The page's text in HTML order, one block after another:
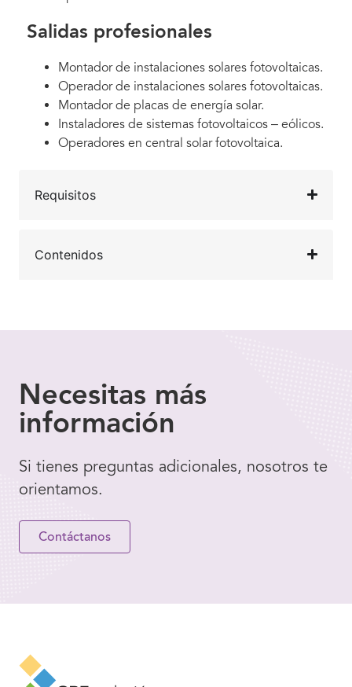
Salidas profesionales
Montador de instalaciones solares fotovoltaicas.
Operador de instalaciones solares fotovoltaicas.
Montador de placas de energía solar.
Instaladores de sistemas fotovoltaicos – eólicos.
Operadores en central solar fotovoltaica.
Requisitos
Contenidos
Necesitas más
información
Si tienes preguntas adicionales, nosotros te
orientamos.
Contáctanos